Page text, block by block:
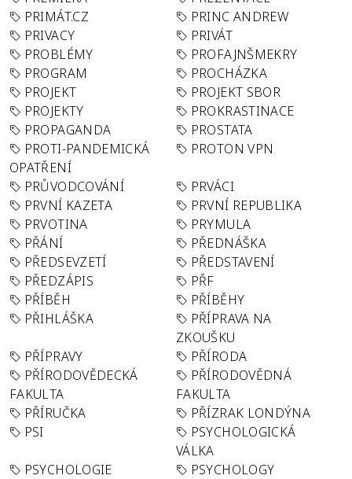
PRIMÁT.CZ
PRINC ANDREW
PRIVACY
PRIVÁT
PROBLÉMY
PROFAJNŠMEKRY
PROGRAM
PROCHÁZKA
PROJEKT
PROJEKT SBOR
PROJEKTY
PROKRASTINACE
PROPAGANDA
PROSTATA
PROTI-PANDEMICKÁ
OPATŘENÍ
PROTON VPN
PRŮVODCOVÁNÍ
PRVÁCI
PRVNÍ KAZETA
PRVNÍ REPUBLIKA
PRVOTINA
PRYMULA
PŘÁNÍ
PŘEDNÁŠKA
PŘEDSEVZETÍ
PŘEDSTAVENÍ
PŘEDZÁPIS
PŘF
PŘÍBĚH
PŘÍBĚHY
PŘIHLÁŠKA
PŘÍPRAVA NA
ZKOUŠKU
PŘÍPRAVY
PŘÍRODA
PŘÍRODOVĚDECKÁ
FAKULTA
PŘÍRODOVĚDNÁ
FAKULTA
PŘÍRUČKA
PŘÍZRAK LONDÝNA
PSI
PSYCHOLOGICKÁ
VÁLKA
PSYCHOLOGIE
PSYCHOLOGY